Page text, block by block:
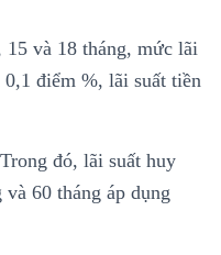
và 18 tháng, mức lãi
điểm %, lãi suất tiền
đó, lãi suất huy
60 tháng áp dụng